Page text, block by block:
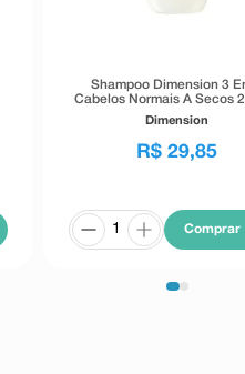
Shampoo Dimension 3
Cabelos Normais A Secos
Dimension
R$ 29,85
Comprar